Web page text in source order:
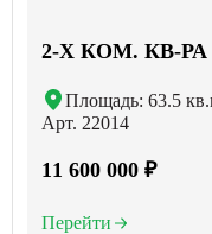
2-X КОМ. КВ-
Площадь: 63.5
Арт. 22014
11 600 000 ₽
Перейти